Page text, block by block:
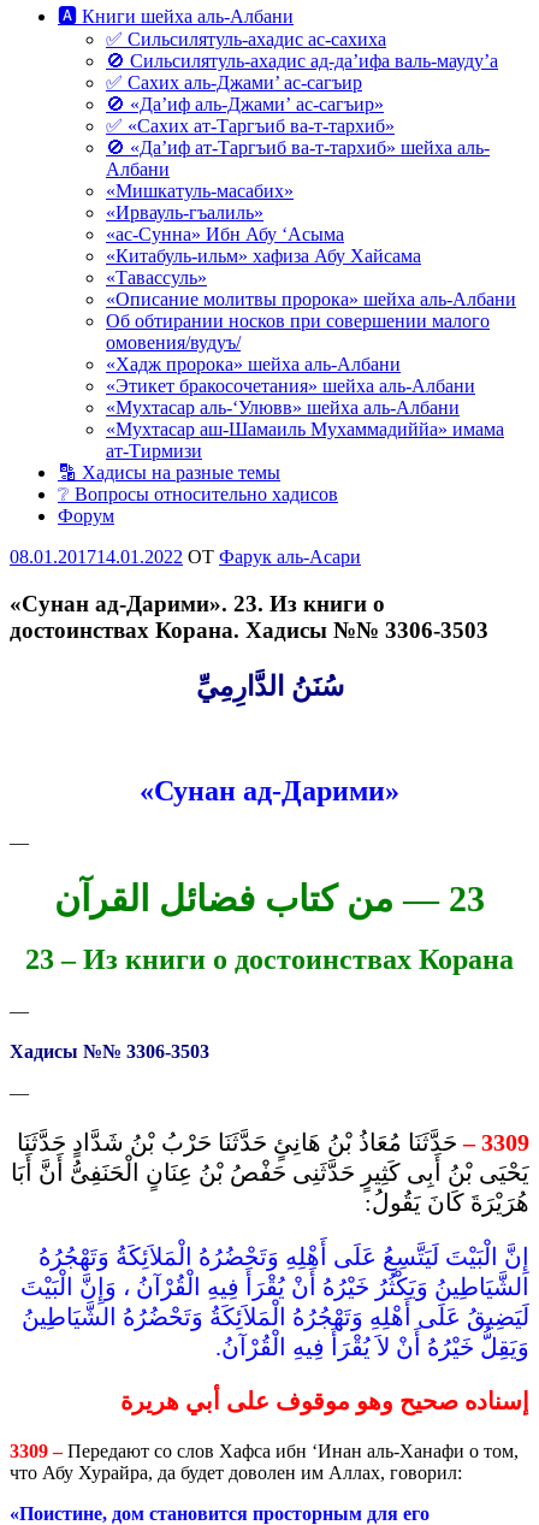
🅰 Книги шейха аль-Албани
✅ Сильсилятуль-ахадис ас-сахиха
🚫 Сильсилятуль-ахадис ад-да’ифа валь-мауду’а
✅ Сахих аль-Джами’ ас-сагъир
🚫 «Да’иф аль-Джами’ ас-сагъир»
✅ «Сахих ат-Таргъиб ва-т-тархиб»
🚫 «Да’иф ат-Таргъиб ва-т-тархиб» шейха аль-
Албани
«Мишкатуль-масабих»
«Ирвауль-гъалиль»
«ас-Сунна» Ибн Абу ‘Асыма
«Китабуль-ильм» хафиза Абу Хайсама
«Тавассуль»
«Описание молитвы пророка» шейха аль-Албани
Об обтирании носков при совершении малого
омовения/вудуъ/
«Хадж пророка» шейха аль-Албани
«Этикет бракосочетания» шейха аль-Албани
«Мухтасар аль-‘Улювв» шейха аль-Албани
«Мухтасар аш-Шамаиль Мухаммадиййа» имама
ат-Тирмизи
🔡 Хадисы на разные темы
❔ Вопросы относительно хадисов
Форум
Опубликовано
08.01.201714.01.2022 OT Фарук аль-Асари
«Сунан ад-Дарими». 23. Из книги о
достоинствах Корана. Хадисы №№ 3306-3503
سُنَنُ الدَّارِمِيِّ
«Сунан ад-Дарими»
—
23 — من كتاب فضائل القرآن
23 – Из книги о достоинствах Корана
—
Хадисы №№ 3306-3503
—
3309
–حَدَّثَنَا مُعَاذُ بْنُ هَانِئٍ حَدَّثَنَا حَرْبُ بْنُ شَدَّادٍ حَدَّثَنَا
يَحْيَى بْنُ أَبِى كَثِيرٍ حَدَّثَنِى حَفْصُ بْنُ عِنَانٍ الْحَنَفِىُّ أَنَّ أَبَا
هُرَيْرَةَ كَانَ يَقُولُ:
إِنَّ الْبَيْتَ لَيَتَّسِعُ عَلَى أَهْلِهِ وَتَحْضُرُهُ الْمَلاَئِكَةُ وَتَهْجُرُهُ
الشَّيَاطِينُ وَيَكْثُرُ خَيْرُهُ أَنْ يُقْرَأَ فِيهِ الْقُرْآنُ ، وَإِنَّ الْبَيْتَ
لَيَضِيقُ عَلَى أَهْلِهِ وَتَهْجُرُهُ الْمَلاَئِكَةُ وَتَحْضُرُهُ الشَّيَاطِينُ
وَيَقِلُّ خَيْرُهُ أَنْ لاَ يُقْرَأَ فِيهِ الْقُرْآنُ.
إسناده صحيح وهو موقوف على أبي هريرة
3309 –Передают со слов Хафса ибн ‘Инан аль-Ханафи о том,
что Абу Хурайра, да будет доволен им Аллах, говорил:
«Поистине, дом становится просторным для его